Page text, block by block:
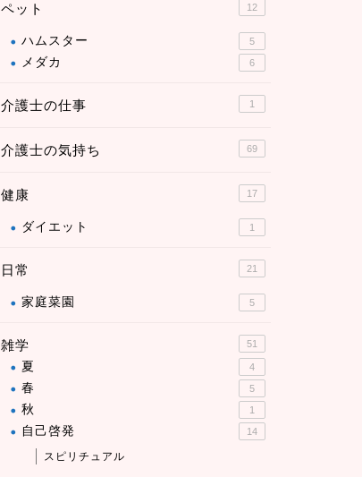
ペット 12
ハムスター 5
メダカ 6
介護士の仕事 1
介護士の気持ち 69
健康 17
ダイエット 1
日常 21
家庭菜園 5
雑学 51
夏 4
春 5
秋 1
自己啓発 14
スピリチュアル